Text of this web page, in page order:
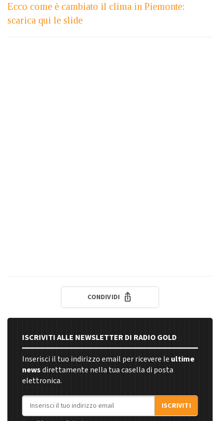
Ecco come è cambiato il clima in Piemonte:
scarica qui le slide
CONDIVIDI
ISCRIVITI ALLE NEWSLETTER DI RADIO GOLD
Inserisci il tuo indirizzo email per ricevere le ultime
newsdirettamente nella tua casella di posta
elettronica.
Indirizzo email
ISCRIVITI